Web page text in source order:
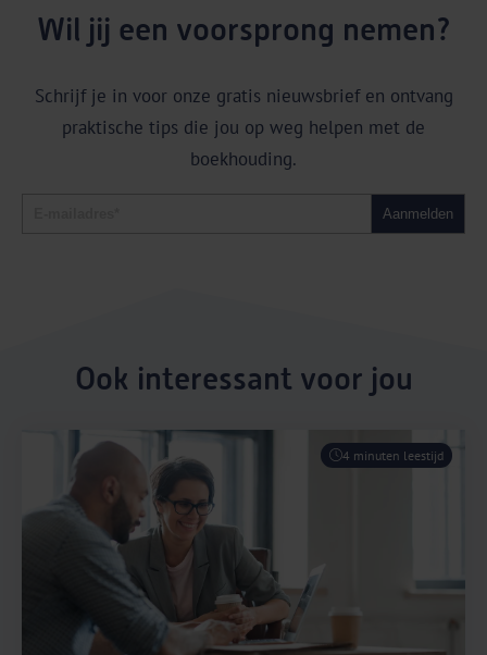
Wil jij een voorsprong nemen?
Schrijf je in voor onze gratis nieuwsbrief en ontvang
praktische tips die jou op weg helpen met de
boekhouding.
Ook interessant voor jou
4 minuten leestijd